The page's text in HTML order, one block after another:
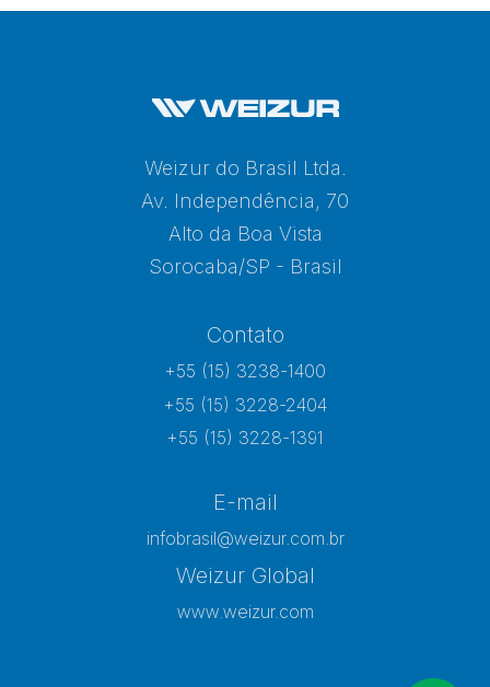
Weizur do Brasil Ltda.
Av. Independência, 70
Alto da Boa Vista
Sorocaba/SP - Brasil
Contato
+55 (15) 3238-1400
+55 (15) 3228-2404
+55 (15) 3228-1391
E-mail
infobrasil@weizur.com.br
Weizur Global
www.weizur.com